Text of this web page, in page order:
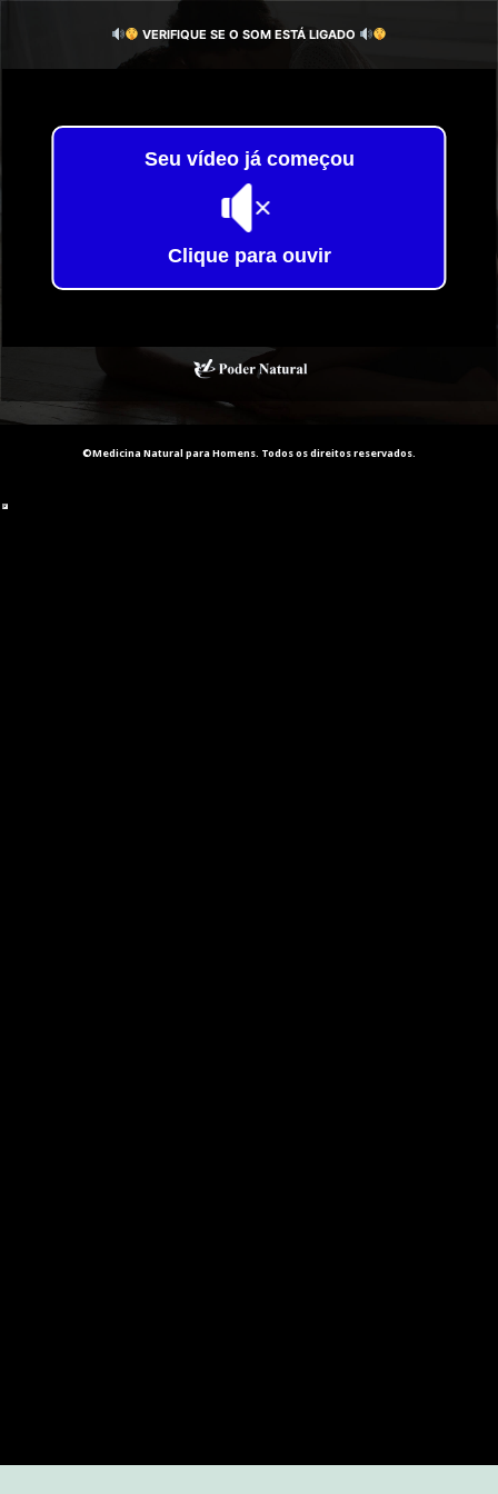
VERIFIQUE SE O SOM ESTÁ LIGADO
Seu vídeo já começou
Clique para ouvir
©Medicina Natural para Homens. Todos os direitos reservados.